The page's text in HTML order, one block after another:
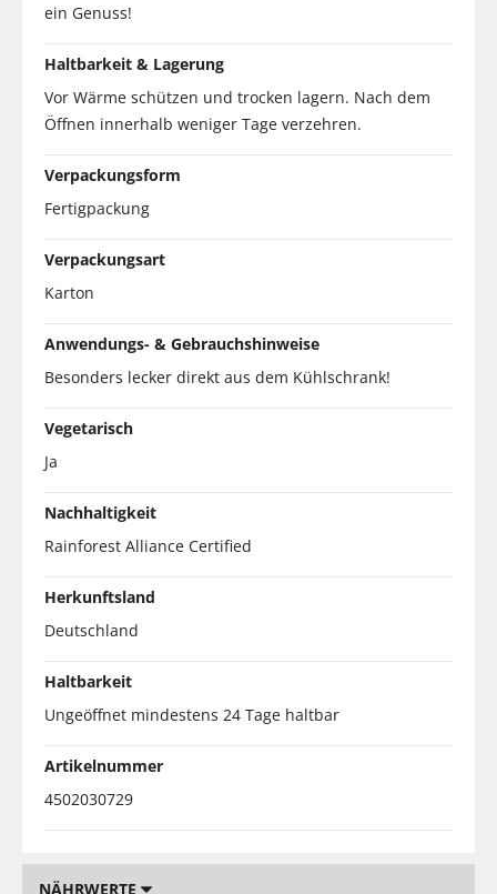
ein Genuss!
Haltbarkeit & Lagerung
Vor Wärme schützen und trocken lagern. Nach dem
Öffnen innerhalb weniger Tage verzehren.
Verpackungsform
Fertigpackung
Verpackungsart
Karton
Anwendungs- & Gebrauchshinweise
Besonders lecker direkt aus dem Kühlschrank!
Vegetarisch
Ja
Nachhaltigkeit
Rainforest Alliance Certified
Herkunftsland
Deutschland
Haltbarkeit
Ungeöffnet mindestens 24 Tage haltbar
Artikelnummer
4502030729
NÄHRWERTE